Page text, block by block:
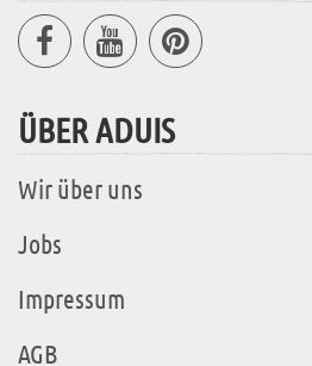
ÜBER ADUIS
Wir über uns
Jobs
Impressum
AGB